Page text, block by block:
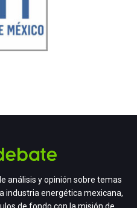
análisis y opinión sobre temas
industria energética mexicana,